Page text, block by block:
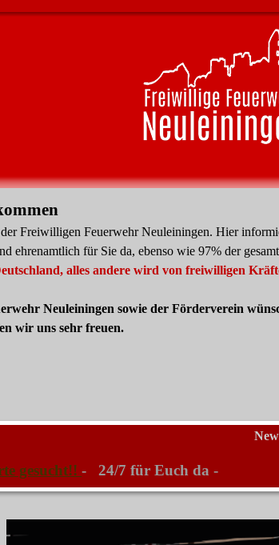
der Freiwilligen Feuerwehr Neuleiningen. Hier
ehrenamtlich für Sie da, ebenso wie 97% der
alles andere wird von freiwilligen
Neuleiningen sowie der Förderverein
wir uns sehr freuen.
gesucht!!- 24/7 für Euch da -